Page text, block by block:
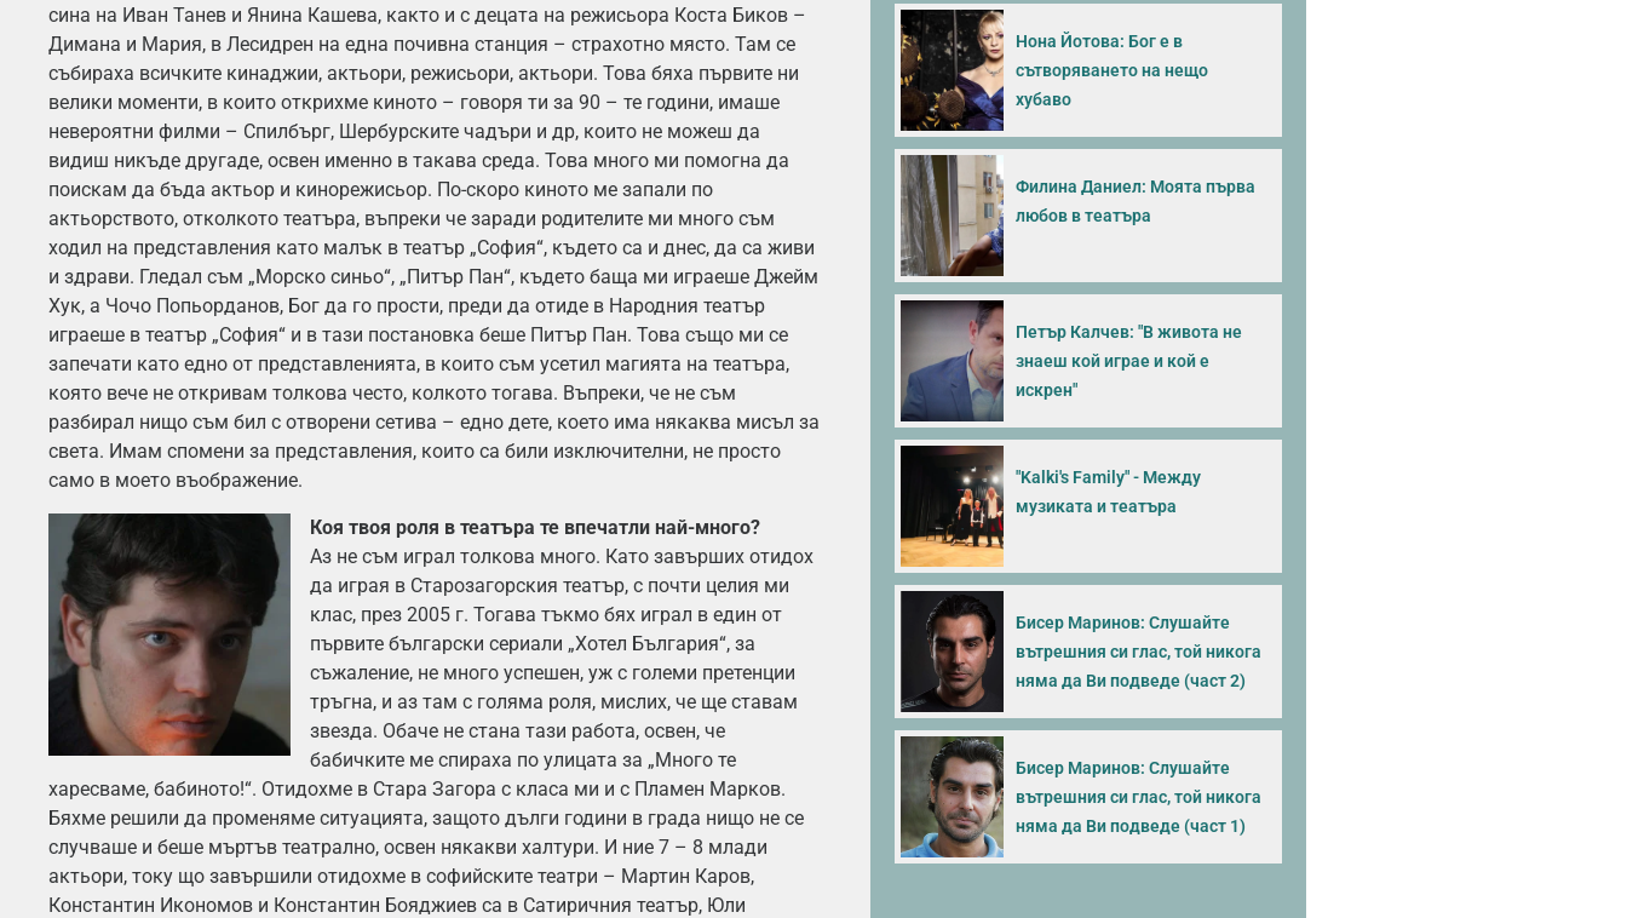
сина на Иван Танев и Янина Кашева, както и с децата на режисьора Коста Биков –
Димана и Мария, в Лесидрен на една почивна станция – страхотно място. Там се
събираха всичките кинаджии, актьори, режисьори, актьори. Това бяха първите ни
велики моменти, в които открихме киното – говоря ти за 90 – те години, имаше
невероятни филми – Спилбърг, Шербурските чадъри и др, които не можеш да
видиш никъде другаде, освен именно в такава среда. Това много ми помогна да
поискам да бъда актьор и кинорежисьор. По-скоро киното ме запали по
актьорството, отколкото театъра, въпреки че заради родителите ми много съм
ходил на представления като малък в театър „София“, където са и днес, да са живи
и здрави. Гледал съм „Морско синьо“, „Питър Пан“, където баща ми играеше Джейм
Хук, а Чочо Попьорданов, Бог да го прости, преди да отиде в Народния театър
играеше в театър „София“ и в тази постановка беше Питър Пан. Това също ми се
запечати като едно от представленията, в които съм усетил магията на театъра,
която вече не откривам толкова често, колкото тогава. Въпреки, че не съм
разбирал нищо съм бил с отворени сетива – едно дете, което има някаква мисъл за
света. Имам спомени за представления, които са били изключителни, не просто
само в моето въображение.
Коя твоя роля в театъра те впечатли най-много?
Аз не съм играл толкова много. Като завърших отидох
да играя в Старозагорския театър, с почти целия ми
клас, през 2005 г. Тогава тъкмо бях играл в един от
първите български сериали „Хотел България“, за
съжаление, не много успешен, уж с големи претенции
тръгна, и аз там с голяма роля, мислих, че ще ставам
звезда. Обаче не стана тази работа, освен, че
бабичките ме спираха по улицата за „Много те
харесваме, бабиното!“. Отидохме в Стара Загора с класа ми и с Пламен Марков.
Бяхме решили да променяме ситуацията, защото дълги години в града нищо не се
случваше и беше мъртъв театрално, освен някакви халтури. И ние 7 – 8 млади
актьори, току що завършили отидохме в софийските театри – Мартин Каров,
Константин Икономов и Константин Бояджиев са в Сатиричния театър, Юли
Нона Йотова: Бог е в
сътворяването на нещо
хубаво
Филина Даниел: Моята първа
любов в театъра
Петър Калчев: "В живота не
знаеш кой играе и кой е
искрен"
"Kalki's Family" - Между
музиката и театъра
Бисер Маринов: Слушайте
вътрешния си глас, той никога
няма да Ви подведе (част 2)
Бисер Маринов: Слушайте
вътрешния си глас, той никога
няма да Ви подведе (част 1)